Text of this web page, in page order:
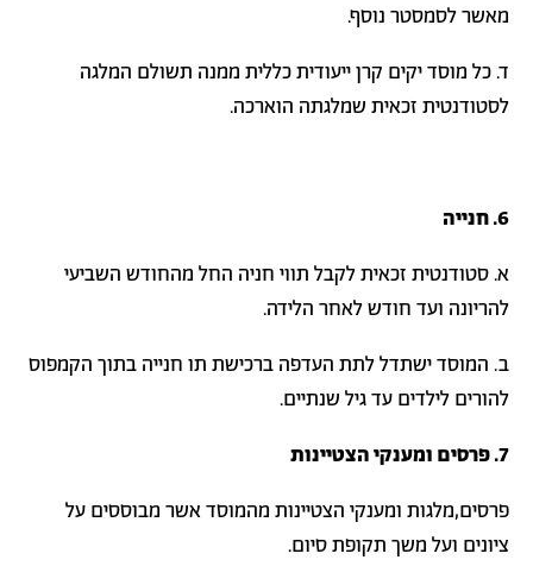
מאשר לסמסטר נוסף.
ד. כל מוסד יקים קרן ייעודית כללית ממנה תשולם המלגה
לסטודנטית זכאית שמלגתה הוארכה.
6. חנייה
א. סטודנטית זכאית לקבל תווי חניה החל מהחודש השביעי
להריונה ועד חודש לאחר הלידה.
ב. המוסד ישתדל לתת העדפה ברכישת תו חנייה בתוך הקמפוס
להורים לילדים עד גיל שנתיים.
7. פרסים ומענקי הצטיינות
פרסים,מלגות ומענקי הצטיינות מהמוסד אשר מבוססים על
ציונים ועל משך תקופת סיום.